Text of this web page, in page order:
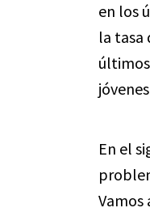
en los
la tasa
En el
Vamos